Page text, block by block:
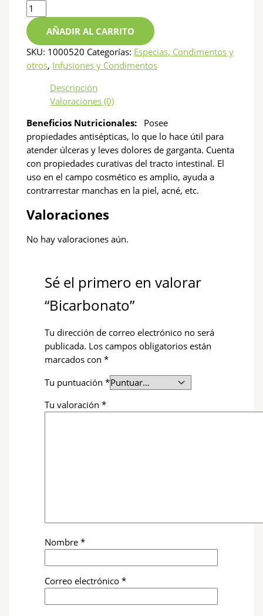
AÑADIR AL CARRITO
SKU: 1000520 Categorías: Especias, Condimentos y
otros, Infusiones y Condimentos
Descripción
Valoraciones (0)
Beneficios Nutricionales: Posee
propiedades antisépticas, lo que lo hace útil para
atender úlceras y leves dolores de garganta. Cuenta
con propiedades curativas del tracto intestinal. El
uso en el campo cosmético es amplio, ayuda a
contrarrestar manchas en la piel, acné, etc.
Valoraciones
No hay valoraciones aún.
Sé el primero en valorar
“Bicarbonato”
Tu dirección de correo electrónico no será
publicada. Los campos obligatorios están
marcados con*
Tu puntuación*
Tu valoración*
Nombre*
Correo electrónico*